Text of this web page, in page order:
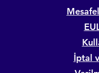
İptal